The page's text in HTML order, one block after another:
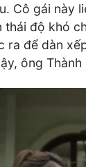
Cô gái này
thái độ khó
ra để dàn
ông